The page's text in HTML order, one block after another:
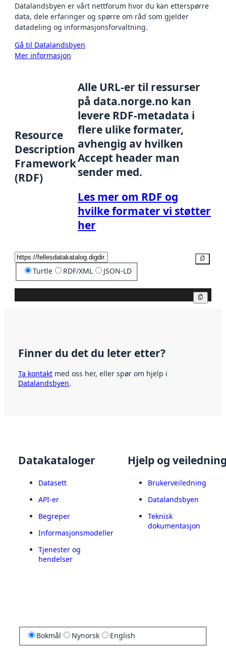
Datalandsbyen er vårt nettforum hvor du kan etterspørre
data, dele erfaringer og spørre om råd som gjelder
datadeling og informasjonsforvaltning.
Gå til Datalandsbyen
Mer informasjon
Resource
Description
Framework
(RDF)
Alle URL-er til ressurser
på data.norge.no kan
levere RDF-metadata i
flere ulike formater,
avhengig av hvilken
Accept header man
sender med.
Les mer om RDF og
hvilke formater vi støtter
her
Turtle RDF/XML JSON-LD
Finner du det du leter etter?
Ta kontakt med oss her, eller spør om hjelp i
Datalandsbyen.
Datakataloger
Datasett
API-er
Begreper
Informasjonsmodeller
Tjenester og
hendelser
Hjelp og
Brukerveiledning
Datalandsbyen
Teknisk
dokumentasjon
Bokmål Nynorsk English